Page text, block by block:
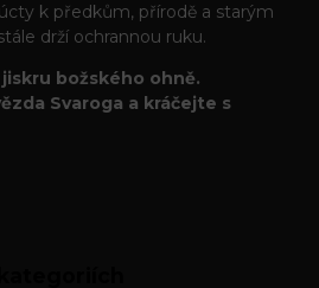
k předkům, přírodě a starým
drží ochrannou ruku.
božského ohně.
Svaroga a kráčejte s